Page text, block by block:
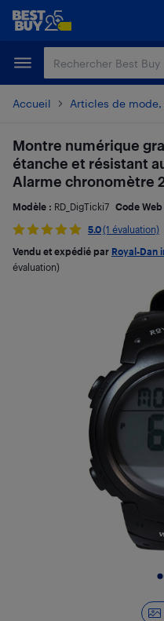
Passer
principal
Passer
Accueil Articles de
Montre numérique
étanche et résistant
Alarme chronomètre
Modèle : RD_DigTicki7 Code Web
5.0(1 évaluation)
Vendu et expédié par Royal-Dan
évaluation)